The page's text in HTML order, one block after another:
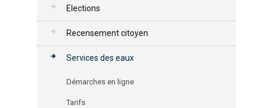
Elections
Recensement citoyen
Services des eaux
Démarches en ligne
Tarifs